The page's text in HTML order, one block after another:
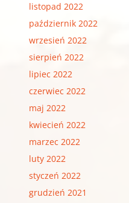
listopad 2022
październik 2022
wrzesień 2022
sierpień 2022
lipiec 2022
czerwiec 2022
maj 2022
kwiecień 2022
marzec 2022
luty 2022
styczeń 2022
grudzień 2021